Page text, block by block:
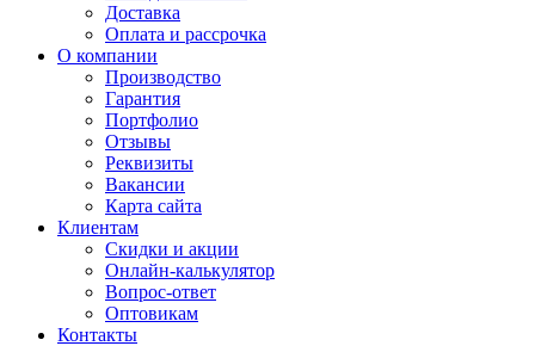
Доставка
Оплата и рассрочка
О компании
Производство
Гарантия
Портфолио
Отзывы
Реквизиты
Вакансии
Карта сайта
Клиентам
Скидки и акции
Онлайн-калькулятор
Вопрос-ответ
Оптовикам
Контакты